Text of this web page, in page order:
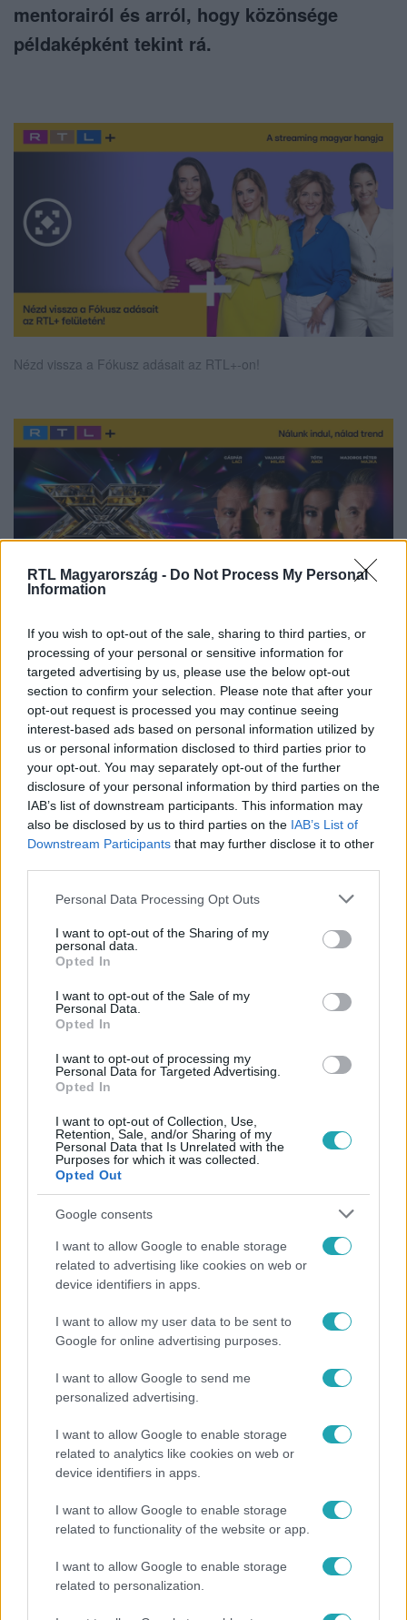
RTL Magyarország - Do Not Process My Personal
Information
If you wish to opt-out of the sale, sharing to third parties, or
processing of your personal or sensitive information for
targeted advertising by us, please use the below opt-out
section to confirm your selection. Please note that after your
opt-out request is processed you may continue seeing
interest-based ads based on personal information utilized by
us or personal information disclosed to third parties prior to
your opt-out. You may separately opt-out of the further
disclosure of your personal information by third parties on the
IAB’s list of downstream participants. This information may
also be disclosed by us to third parties on the IAB’s List of
Downstream Participants that may further disclose it to other
Please note that this website/app uses one or more Google
not limited to your visit or usage behaviour. You may click to
grant or deny consent to Google and its third-party tags to
use your data for below specified purposes in below Google
consent section.
Personal Data Processing Opt Outs
I want to opt-out of the Sharing of my
personal data.
Opted In
I want to opt-out of the Sale of my
Personal Data.
Opted In
I want to opt-out of processing my
Personal Data for Targeted Advertising.
Opted In
I want to opt-out of Collection, Use,
Retention, Sale, and/or Sharing of my
Personal Data that Is Unrelated with the
Purposes for which it was collected.
Opted Out
Google consents
I want to allow Google to enable storage
related to advertising like cookies on web or
device identifiers in apps.
I want to allow my user data to be sent to
Google for online advertising purposes.
I want to allow Google to send me
personalized advertising.
I want to allow Google to enable storage
related to analytics like cookies on web or
device identifiers in apps.
I want to allow Google to enable storage
related to functionality of the website or app.
I want to allow Google to enable storage
related to personalization.
mentorairól és arról, hogy közönsége
példaképként tekint rá.
Nézd vissza a Fókusz adásait az RTL+-on!
Nézd az X-Faktort minden szombat este az RTL-en vagy online
RTL+ Premiumon!
Itt állítsd be, hogy az RTL.hu az elsők között
legyen a Google-találatokban!
Kövess minket, és értesülj a friss hírekről a
FÓKUSZ VIDEÓ BULVÁR
SZÍNES CELEB
LEMEZBEMUTATÓ #X-FAKTOR #FONOGRAM-DÍJ
Népszerű